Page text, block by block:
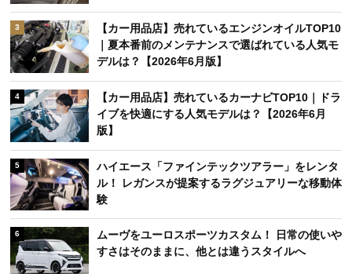
3
【カー用品店】売れているエンジンオイルTOP10
｜夏本番前のメンテナンスで選ばれている人気モ
デルは？【2026年6月版】
4
【カー用品店】売れているカーナビTOP10｜ドラ
イブを快適にする人気モデルは？【2026年6月
版】
5
ハイエース「ファインテックツアラー」をレンタ
ル！ レガンスが提案するラグジュアリーな移動体
験
6
ムーヴをユーロスポーツカスタム！ 日常の使いや
すさはそのままに、他とは違うスタイルへ